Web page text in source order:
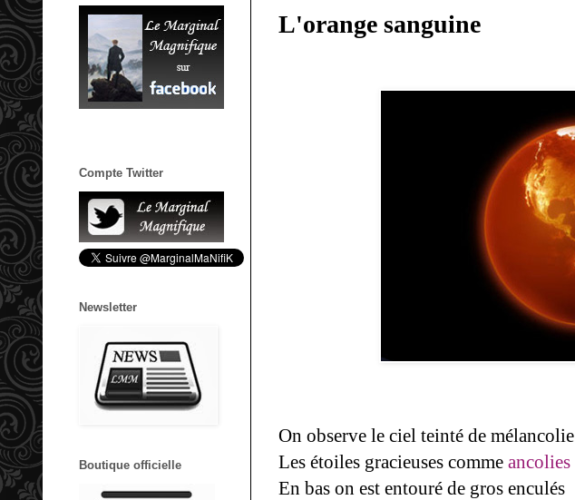
L'orange sanguine
On observe le ciel teinté de mélancolie
Les étoiles gracieuses comme ancolies
En bas on est entouré de gros enculés
Compte Twitter
Newsletter
Boutique officielle